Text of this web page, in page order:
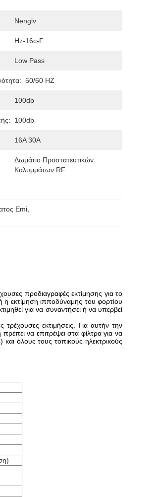
Nenglv
Hz-16c-Γ
Low Pass
50/60 HZ
100db
100db
16Α 30Α
Δωμάτιο Προστατευτικών
Καλυμμάτων RF
Emi
προδιαγραφές εκτίμησης για το
η εκτίμηση ιπποδύναμης του φορτίου
για να συναντήσει ή να υπερβεί
εκτιμήσεις. Για αυτήν την
να επιτρέψει στα φίλτρα για να
και όλους τους τοπικούς ηλεκτρικούς